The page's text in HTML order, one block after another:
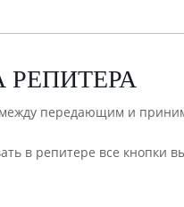
передающим и
в репитере все кнопки